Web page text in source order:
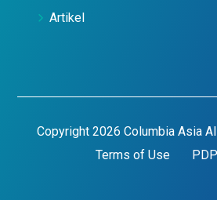
Artikel
Copyright 2026 Columbia Asia
Terms of Use